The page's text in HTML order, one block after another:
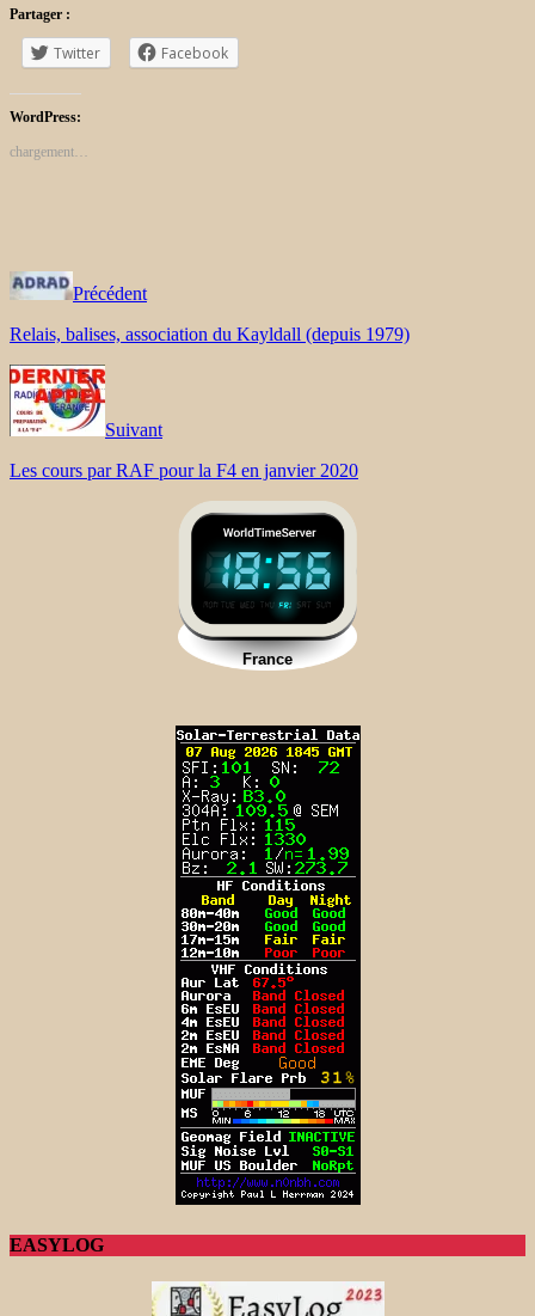
Partager :
Twitter Facebook
WordPress:
chargement…
Précédent
Relais, balises, association du Kayldall (depuis 1979)
Suivant
Les cours par RAF pour la F4 en janvier 2020
EASYLOG